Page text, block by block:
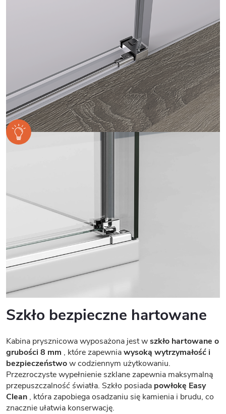
Szkło bezpieczne hartowane
Kabina prysznicowa wyposażona jest wszkło hartowane o
grubości 8 mm , które zapewniawysoką wytrzymałość i
bezpieczeństwow codziennym użytkowaniu.
Przezroczyste wypełnienie szklane zapewnia maksymalną
przepuszczalność światła. Szkło posiada powłokę Easy
Clean , która zapobiega osadzaniu się kamienia i brudu, co
znacznie ułatwia konserwację.